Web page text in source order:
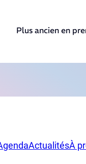
Plus ancien en
ActualitésÀ